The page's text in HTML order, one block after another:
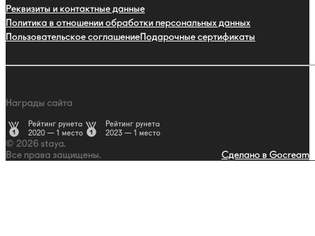
Реквизиты и контактные данные
Политика в отношении обработки персональных данных
Пользовательское соглашениеПодарочные сертификаты
Награды сайта
Рейтинг рунета
2020 — 1 место
Рейтинг рунета
2023 — 1 место
© 2026 staya.
Все права защищены.
Сделано в Gocream